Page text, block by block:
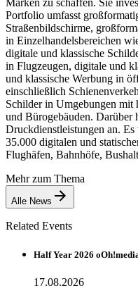
Portfolio umfasst
Straßenbildschirme,
in Einzelhandelsbereichen
digitale und klassische
in Flugzeugen, digitale und
und klassische Werbung in
einschließlich
Schilder in Umgebungen mit
und Bürogebäuden. Darüber
Druckdienstleistungen an.
35.000 digitalen und
Flughäfen, Bahnhöfe,
Mehr zum Thema
Alle News
Related Events
Half Year 2026
17.08.2026